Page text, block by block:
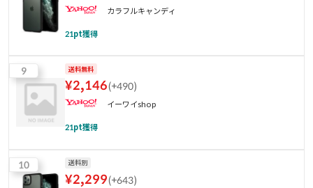
カラフルキャンディ
21pt獲得
9 送料無料
¥2,146(+490)
イーワイshop
21pt獲得
10 送料別
¥2,299(+643)